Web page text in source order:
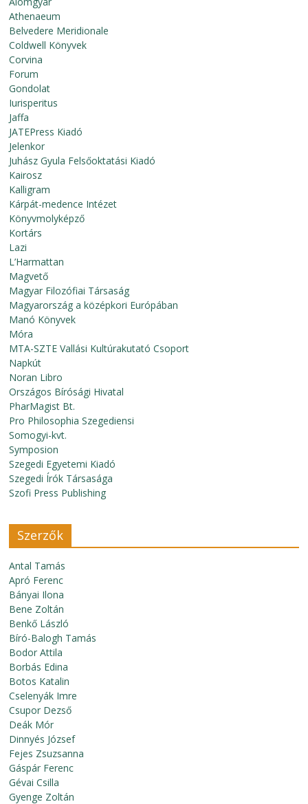
Athenaeum
Belvedere Meridionale
Coldwell Könyvek
Corvina
Forum
Gondolat
Iurisperitus
Jaffa
JATEPress Kiadó
Jelenkor
Juhász Gyula Felsőoktatási Kiadó
Kairosz
Kalligram
Kárpát-medence Intézet
Könyvmolyképző
Kortárs
Lazi
L’Harmattan
Magvető
Magyar Filozófiai Társaság
Magyarország a középkori Európában
Manó Könyvek
Móra
MTA-SZTE Vallási Kultúrakutató Csoport
Napkút
Noran Libro
Országos Bírósági Hivatal
PharMagist Bt.
Pro Philosophia Szegediensi
Somogyi-kvt.
Symposion
Szegedi Egyetemi Kiadó
Szegedi Írók Társasága
Szofi Press Publishing
Szerzők
Antal Tamás
Apró Ferenc
Bányai Ilona
Bene Zoltán
Benkő László
Bíró-Balogh Tamás
Bodor Attila
Borbás Edina
Botos Katalin
Cselenyák Imre
Csupor Dezső
Deák Mór
Dinnyés József
Fejes Zsuzsanna
Gáspár Ferenc
Gévai Csilla
Gyenge Zoltán